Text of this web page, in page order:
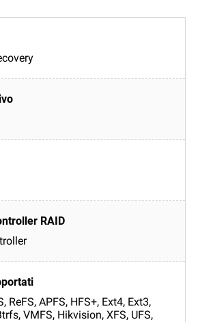
ReFS, APFS, HFS+, Ext4, Ext3,
VMFS, Hikvision, XFS, UFS,